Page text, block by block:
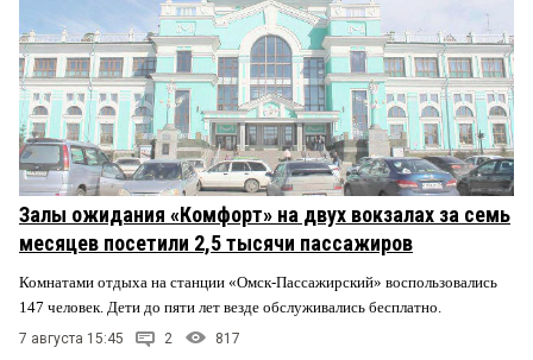
Залы ожидания «Комфорт» на двух вокзалах за семь
месяцев посетили 2,5 тысячи пассажиров
Комнатами отдыха на станции «Омск-Пассажирский» воспользовались
147 человек. Дети до пяти лет везде обслуживались бесплатно.
7 августа 15:45 2 817